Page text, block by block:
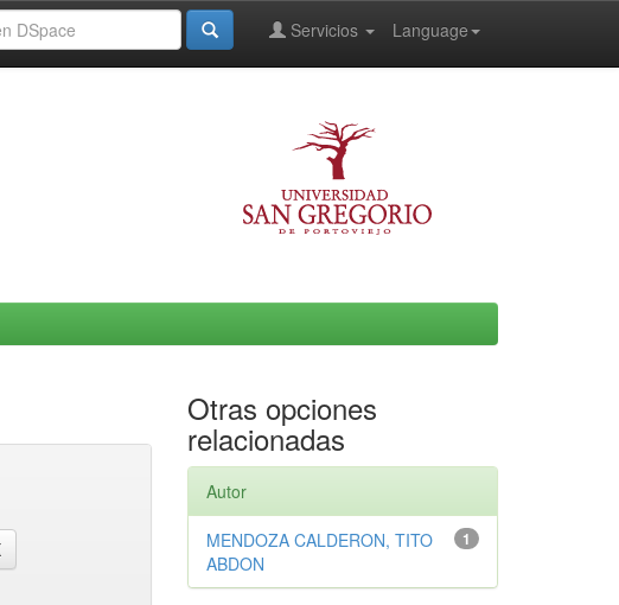
Language
Servicios
Otras opciones
relacionadas
Autor
1
MENDOZA CALDERON, TITO
ABDON